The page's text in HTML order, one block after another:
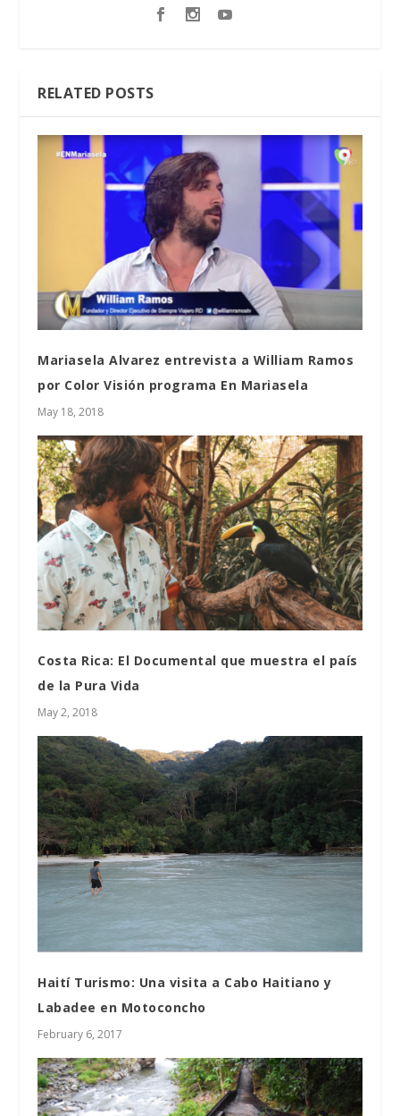
RELATED POSTS
Mariasela Alvarez entrevista a William Ramos
por Color Visión programa En Mariasela
May 18, 2018
Costa Rica: El Documental que muestra el país
de la Pura Vida
May 2, 2018
Haití Turismo: Una visita a Cabo Haitiano y
Labadee en Motoconcho
February 6, 2017